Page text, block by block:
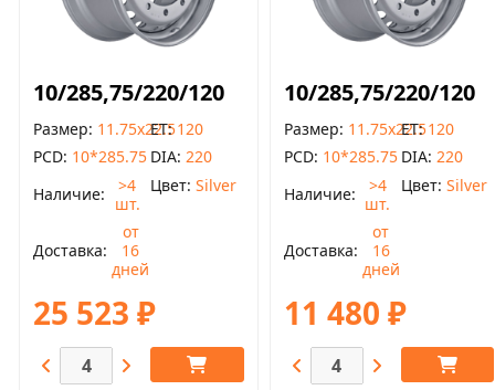
10/285,75/220/120
Размер 11.75x22.5
PCD 10*285.75
Наличие
>4
шт.
Доставка
от
16
дней
ET 120
DIA 220
Цвет Silver
25 523 ₽
10/285,75/220/120
Размер 11.75x22.5
PCD 10*285.75
Наличие
>4
шт.
Доставка
от
16
дней
ET 120
DIA 220
Цвет Silver
11 480 ₽